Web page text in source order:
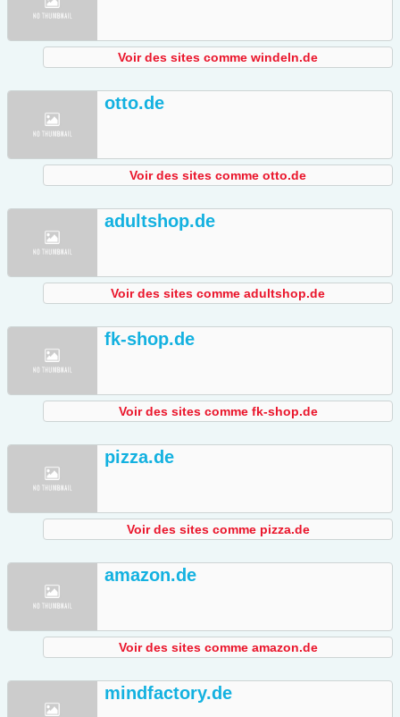
Voir des sites comme windeln.de
otto.de
Voir des sites comme otto.de
adultshop.de
Voir des sites comme adultshop.de
fk-shop.de
Voir des sites comme fk-shop.de
pizza.de
Voir des sites comme pizza.de
amazon.de
Voir des sites comme amazon.de
mindfactory.de